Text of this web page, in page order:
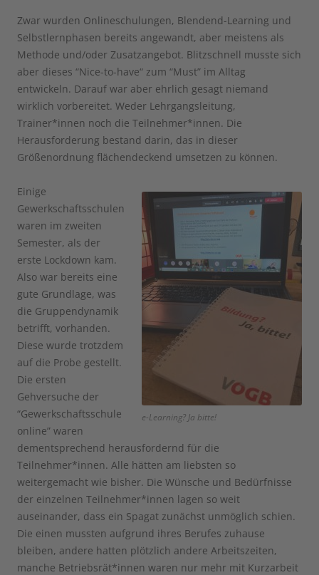
Zwar wurden Onlineschulungen, Blendend-Learning und
Selbstlernphasen bereits angewandt, aber meistens als
Methode und/oder Zusatzangebot. Blitzschnell musste sich
aber dieses “Nice-to-have“ zum “Must” im Alltag
entwickeln. Darauf war aber ehrlich gesagt niemand
wirklich vorbereitet. Weder Lehrgangsleitung,
Trainer*innen noch die Teilnehmer*innen. Die
Herausforderung bestand darin, das in dieser
Größenordnung flächendeckend umsetzen zu können.
e-Learning? Ja bitte!
Einige
Gewerkschaftsschulen
waren im zweiten
Semester, als der
erste Lockdown kam.
Also war bereits eine
gute Grundlage, was
die Gruppendynamik
betrifft, vorhanden.
Diese wurde trotzdem
auf die Probe gestellt.
Die ersten
Gehversuche der
“Gewerkschaftsschule
online” waren
dementsprechend herausfordernd für die
Teilnehmer*innen. Alle hätten am liebsten so
weitergemacht wie bisher. Die Wünsche und Bedürfnisse
der einzelnen Teilnehmer*innen lagen so weit
auseinander, dass ein Spagat zunächst unmöglich schien.
Die einen mussten aufgrund ihres Berufes zuhause
bleiben, andere hatten plötzlich andere Arbeitszeiten,
manche Betriebsrät*innen waren nur mehr mit Kurzarbeit